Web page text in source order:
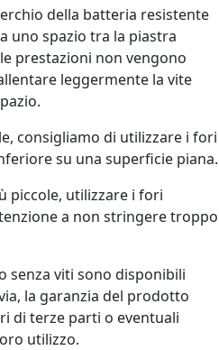
della batteria resistente
uno spazio tra la piastra
prestazioni non vengono
leggermente la vite
consigliamo di utilizzare i fori
su una superficie piana.
piccole, utilizzare i fori
a non stringere troppo
senza viti sono disponibili
la garanzia del prodotto
di terze parti o eventuali
utilizzo.